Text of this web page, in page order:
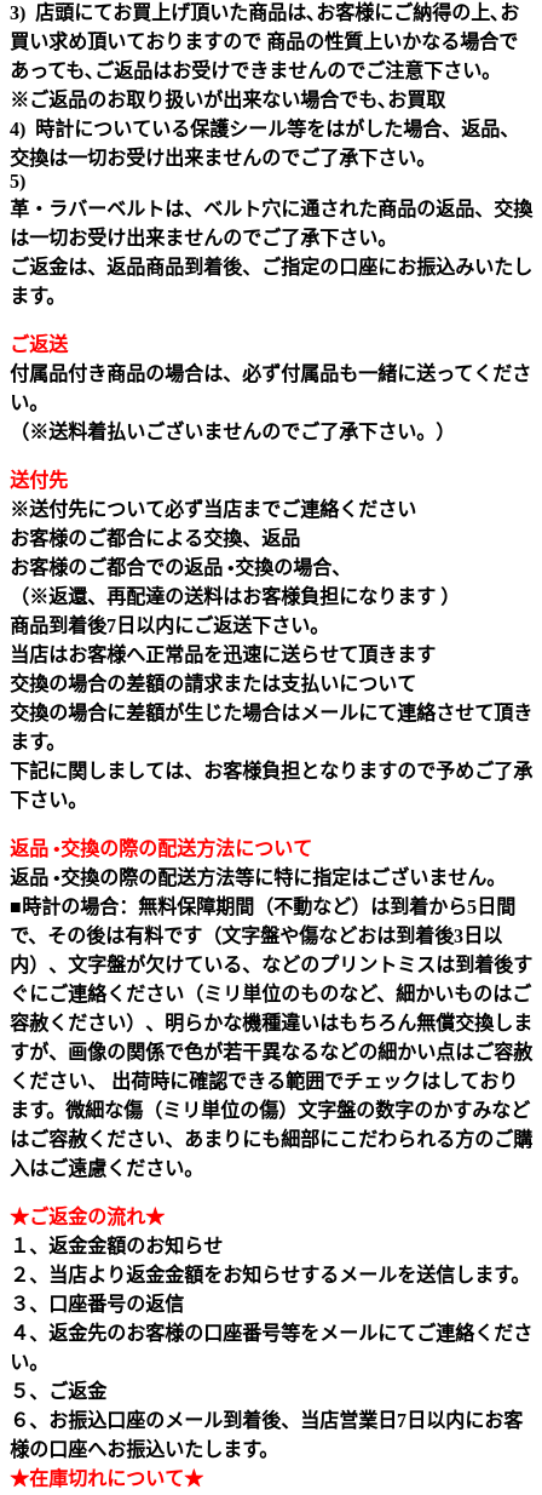
3) 店頭にてお買上げ頂いた商品は､お客様にご納得の上､お
買い求め頂いておりますので 商品の性質上いかなる場合で
あっても､ご返品はお受けできませんのでご注意下さい｡
※ご返品のお取り扱いが出来ない場合でも､お買取
4) 時計についている保護シール等をはがした場合、返品、
交換は一切お受け出来ませんのでご了承下さい。
5)
革・ラバーベルトは、ベルト穴に通された商品の返品、交換
は一切お受け出来ませんのでご了承下さい。
ご返金は、返品商品到着後、ご指定の口座にお振込みいたし
ます。
ご返送
付属品付き商品の場合は、必ず付属品も一緒に送ってくださ
い。
（※送料着払いございませんのでご了承下さい。）
送付先
※送付先について必ず当店までご連絡ください
お客様のご都合による交換、返品
お客様のご都合での返品 •交換の場合、
（※返還、再配達の送料はお客様負担になります ）
商品到着後7日以内にご返送下さい。
当店はお客様へ正常品を迅速に送らせて頂きます
交換の場合の差額の請求または支払いについて
交換の場合に差額が生じた場合はメールにて連絡させて頂き
ます。
下記に関しましては、お客様負担となりますので予めご了承
下さい。
返品 •交換の際の配送方法について
返品 •交換の際の配送方法等に特に指定はございません。
■時計の場合：無料保障期間（不動など）は到着から5日間
で、その後は有料です（文字盤や傷などおは到着後3日以
内）、文字盤が欠けている、などのプリントミスは到着後す
ぐにご連絡ください（ミリ単位のものなど、細かいものはご
容赦ください）、明らかな機種違いはもちろん無償交換しま
すが、画像の関係で色が若干異なるなどの細かい点はご容赦
ください、 出荷時に確認できる範囲でチェックはしており
ます。微細な傷（ミリ単位の傷）文字盤の数字のかすみなど
はご容赦ください、あまりにも細部にこだわられる方のご購
入はご遠慮ください。
★ご返金の流れ★
１、返金金額のお知らせ
２、当店より返金金額をお知らせするメールを送信します。
３、口座番号の返信
４、返金先のお客様の口座番号等をメールにてご連絡くださ
い。
５、ご返金
６、お振込口座のメール到着後、当店営業日7日以内にお客
様の口座へお振込いたします。
★在庫切れについて★